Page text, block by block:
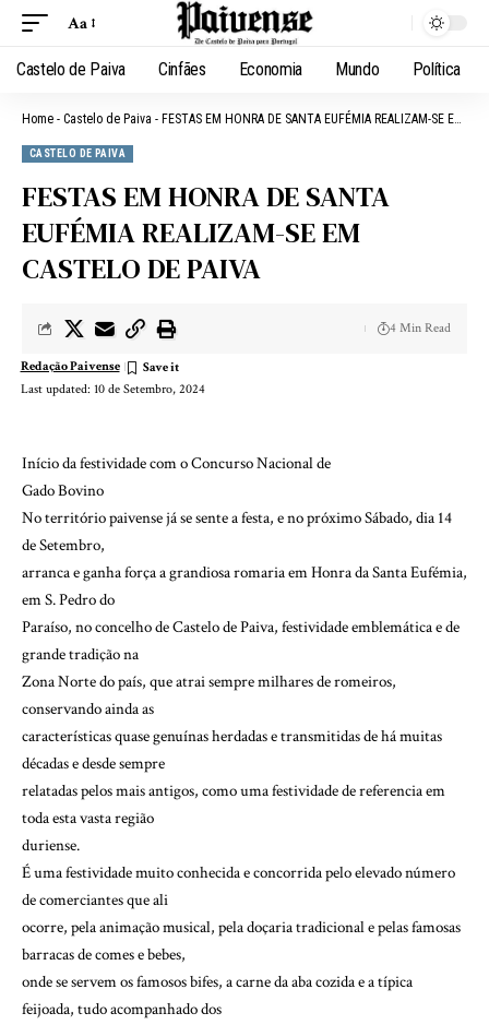
Aa
Castelo de Paiva Cinfães Economia Mundo Política
Home - Castelo de Paiva - FESTAS EM HONRA DE SANTA EUFÉMIA REALIZAM-SE EM CASTELO DE PAIVA
CASTELO DE PAIVA
FESTAS EM HONRA DE SANTA
EUFÉMIA REALIZAM-SE EM
CASTELO DE PAIVA
Last updated: 10 de Setembro, 2024
Redação Paivense
4 Min Read
Início da festividade com o Concurso Nacional de
Gado Bovino
No território paivense já se sente a festa, e no próximo Sábado, dia 14
de Setembro,
arranca e ganha força a grandiosa romaria em Honra da Santa Eufémia,
em S. Pedro do
Paraíso, no concelho de Castelo de Paiva, festividade emblemática e de
grande tradição na
Zona Norte do país, que atrai sempre milhares de romeiros,
conservando ainda as
características quase genuínas herdadas e transmitidas de há muitas
décadas e desde sempre
relatadas pelos mais antigos, como uma festividade de referencia em
toda esta vasta região
duriense.
É uma festividade muito conhecida e concorrida pelo elevado número
de comerciantes que ali
ocorre, pela animação musical, pela doçaria tradicional e pelas famosas
barracas de comes e bebes,
onde se servem os famosos bifes, a carne da aba cozida e a típica
feijoada, tudo acompanhado dos